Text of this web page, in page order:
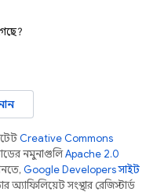
Creative Commons
নমুনাগুলিApache 2.0
Google Developers সাইট
সংস্থার রেজিস্টার্ড